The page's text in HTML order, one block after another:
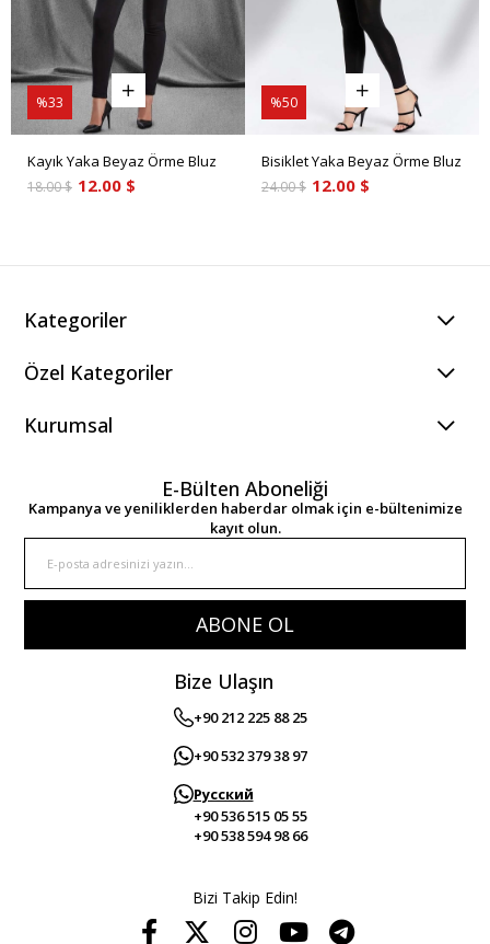
Kayık Yaka Beyaz Örme Bluz
12.00 $
18.00 $
%33
Bisiklet Yaka Beyaz Örme Bluz
12.00 $
24.00 $
%50
Kategoriler
Özel Kategoriler
Kurumsal
E-Bülten Aboneliği
Kampanya ve yeniliklerden haberdar olmak için e-bültenimize
kayıt olun.
ABONE OL
Bize Ulaşın
+90 212 225 88 25
+90 532 379 38 97
Русский
+90 536 515 05 55
+90 538 594 98 66
Bizi Takip Edin!